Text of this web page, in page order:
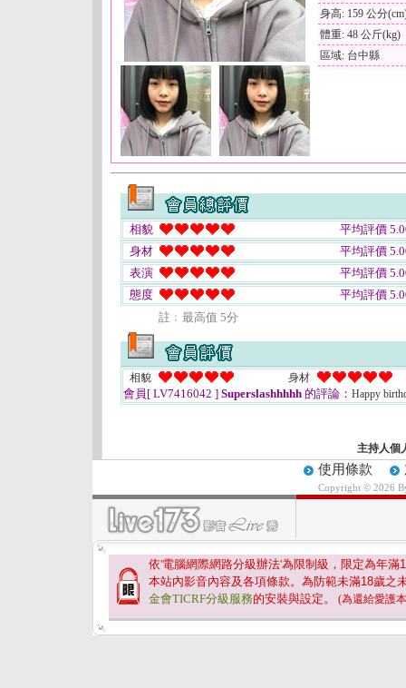
身高: 159 公分
體重: 48 公斤(kg)
區域: 台中縣
相貌
平均評價
身材
平均評價
表演
平均評價
態度
平均評價
註﹕最高值 5分
相貌 身材
會員[ LV7416042 ] Superslashhhhh 的評論： Happy
主持人個
使用條款
Copyright © 2026
依'電腦網際網路分級辦法'為限制級，限定為年滿
本站內影音內容及各項條款。為防範未滿18歲之
金會TICRF分級服務的安裝與設定。 (為還給愛護